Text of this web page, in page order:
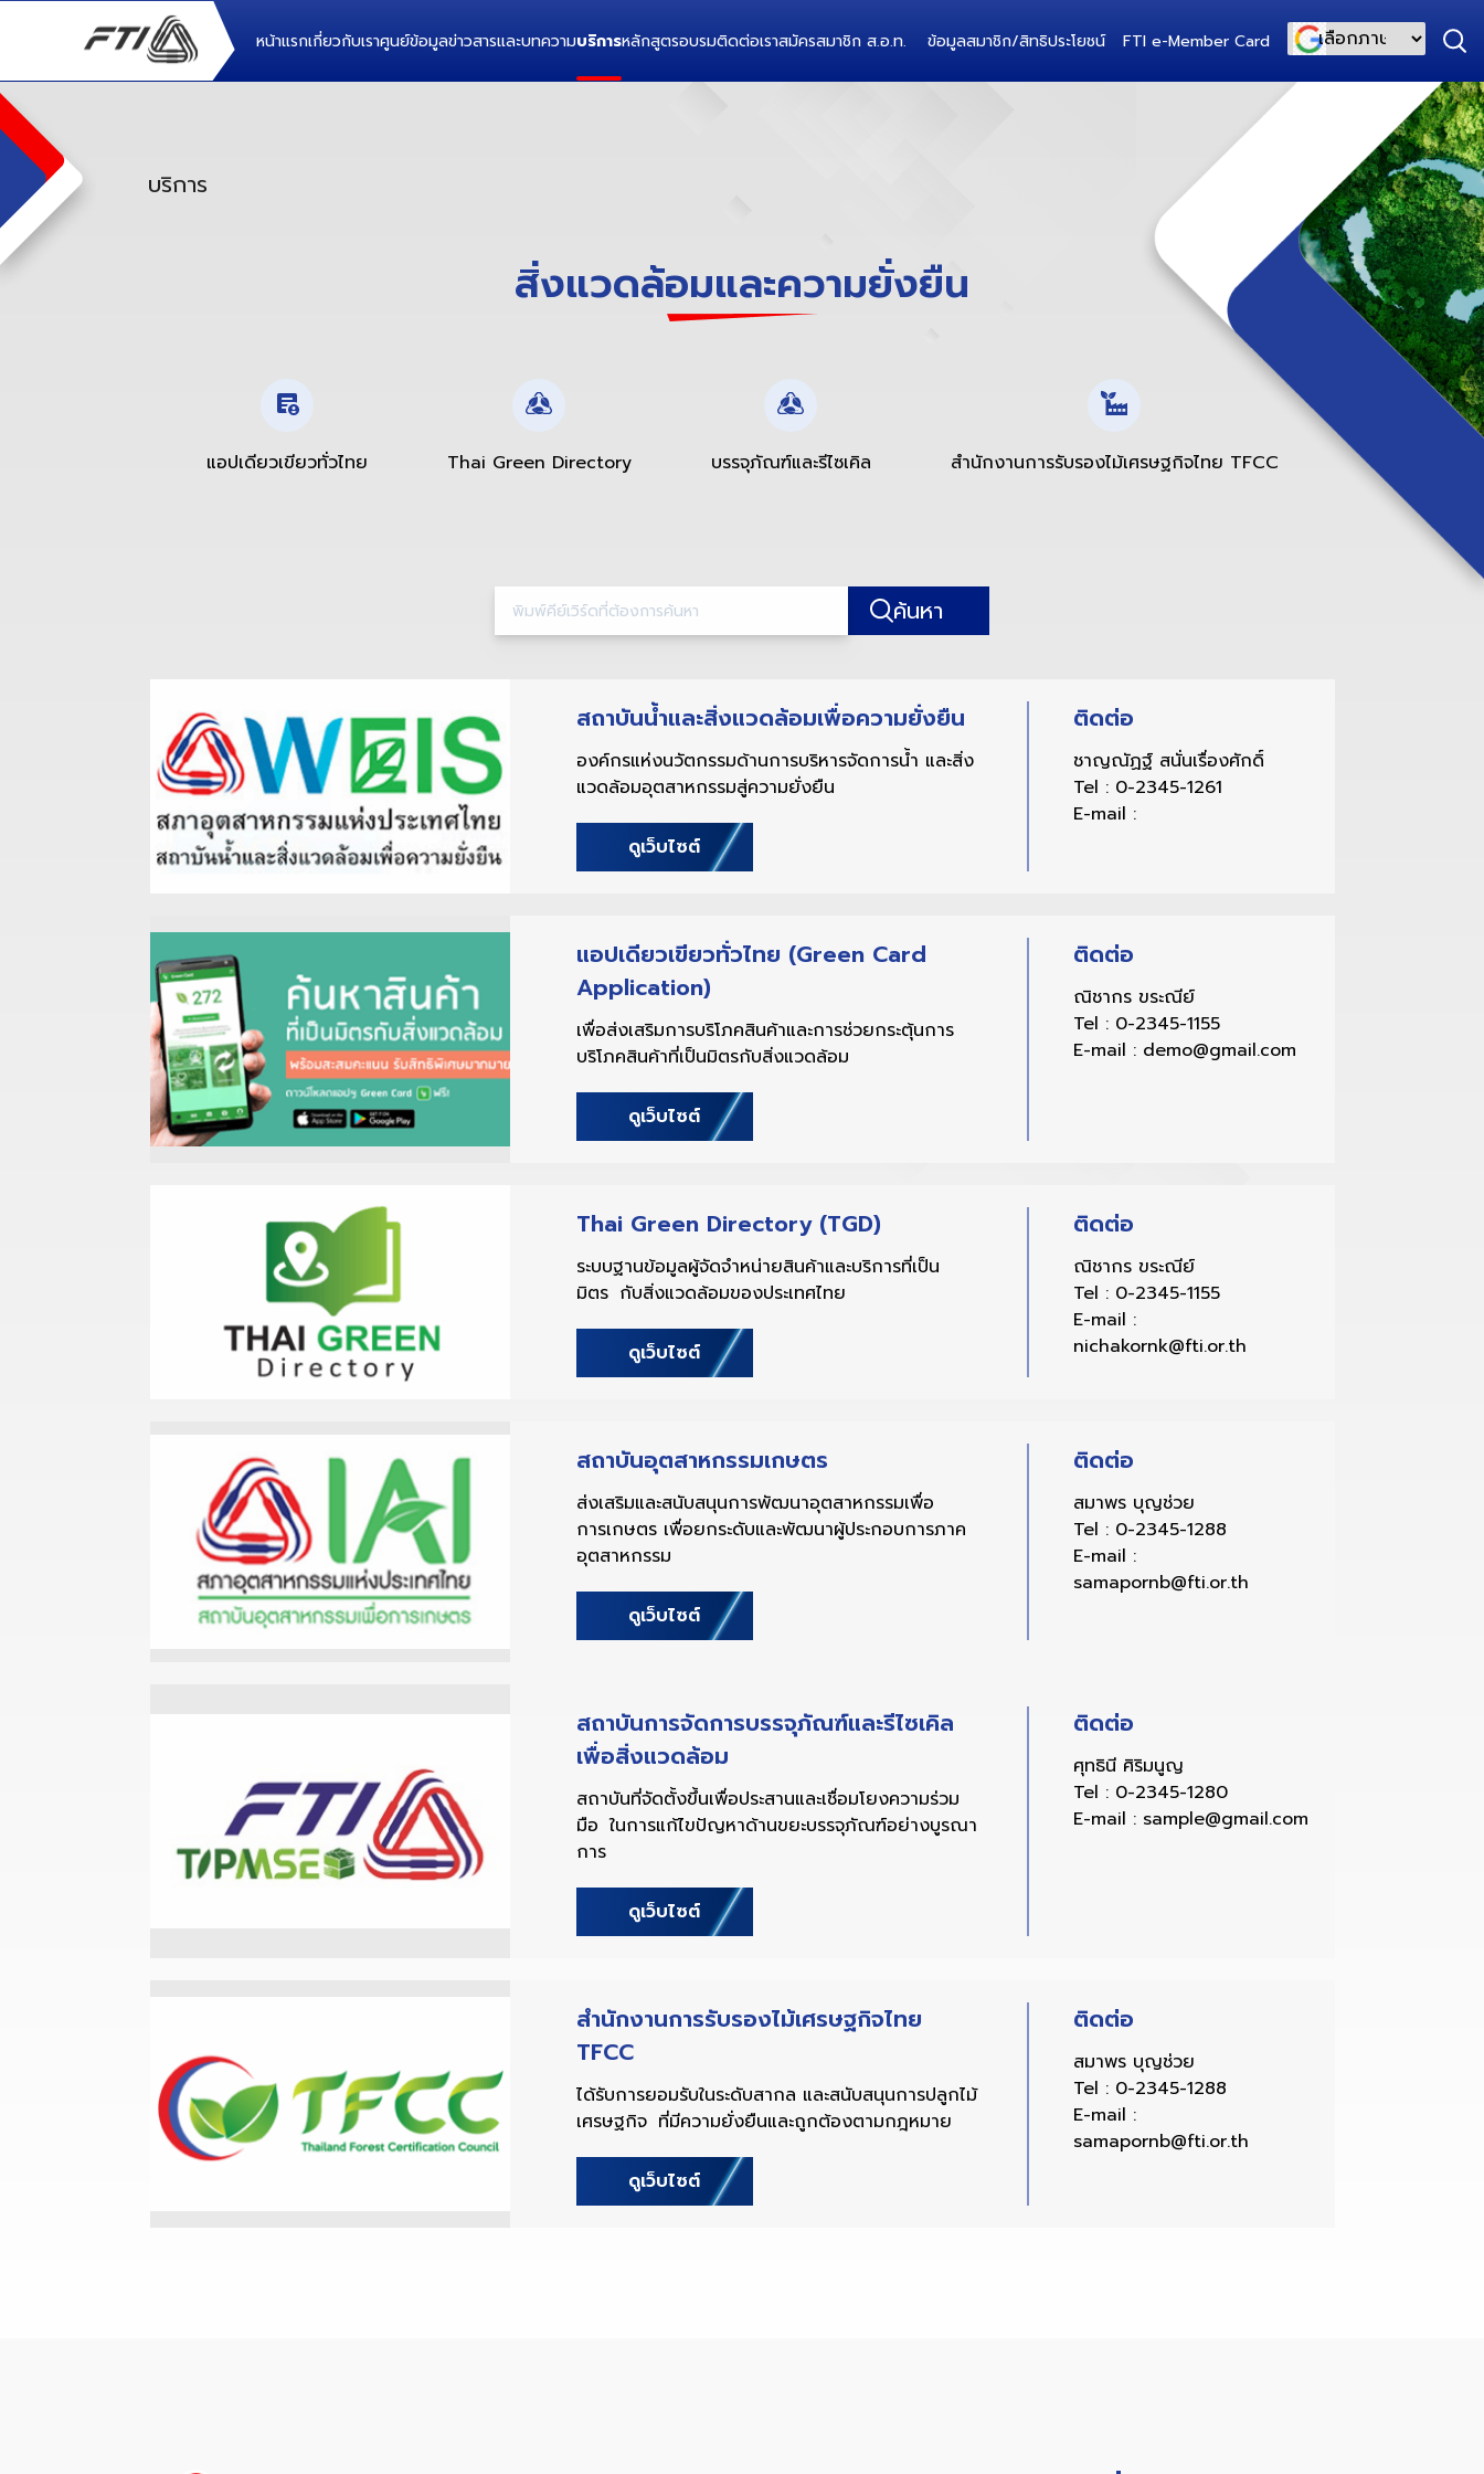
หน้าแรกเกี่ยวกับเราศูนย์ข้อมูลข่าวสารและบทความบริการหลักสูตรอบรมติดต่อเราสมัครสมาชิก ส.อ.ท. ข้อมูลสมาชิก/สิทธิประโยชน์ FTI e-Member Card
บริการ
สิ่งแวดล้อมและความยั่งยืน
แอปเดียวเขียวทั่วไทย Thai Green Directory บรรจุภัณฑ์และรีไซเคิล สำนักงานการรับรองไม้เศรษฐกิจไทย TFCC
ค้นหา
สถาบันน้ำและสิ่งแวดล้อมเพื่อความยั่งยืน
องค์กรแห่งนวัตกรรมด้านการบริหารจัดการน้ำ และสิ่ง
แวดล้อมอุตสาหกรรมสู่ความยั่งยืน
ดูเว็บไซต์
ติดต่อ
ชาญณัฏฐ์ สนั่นเรื่องศักดิ์
Tel : 0-2345-1261
E-mail :
แอปเดียวเขียวทั่วไทย (Green Card
Application)
เพื่อส่งเสริมการบริโภคสินค้าและการช่วยกระตุ้นการ
บริโภคสินค้าที่เป็นมิตรกับสิ่งแวดล้อม
ดูเว็บไซต์
ติดต่อ
ณิชากร ขระณีย์
Tel : 0-2345-1155
E-mail : demo@gmail.com
Thai Green Directory (TGD)
ระบบฐานข้อมูลผู้จัดจำหน่ายสินค้าและบริการที่เป็น
มิตร กับสิ่งแวดล้อมของประเทศไทย
ดูเว็บไซต์
ติดต่อ
ณิชากร ขระณีย์
Tel : 0-2345-1155
E-mail :
nichakornk@fti.or.th
สถาบันอุตสาหกรรมเกษตร
ส่งเสริมและสนับสนุนการพัฒนาอุตสาหกรรมเพื่อ
การเกษตร เพื่อยกระดับและพัฒนาผู้ประกอบการภาค
อุตสาหกรรม
ดูเว็บไซต์
ติดต่อ
สมาพร บุญช่วย
Tel : 0-2345-1288
E-mail :
samapornb@fti.or.th
สถาบันการจัดการบรรจุภัณฑ์และรีไซเคิล
เพื่อสิ่งแวดล้อม
สถาบันที่จัดตั้งขึ้นเพื่อประสานและเชื่อมโยงความร่วม
มือ ในการแก้ไขปัญหาด้านขยะบรรจุภัณฑ์อย่างบูรณา
การ
ดูเว็บไซต์
ติดต่อ
ศุทธินี ศิริมนูญ
Tel : 0-2345-1280
E-mail : sample@gmail.com
สำนักงานการรับรองไม้เศรษฐกิจไทย
TFCC
ได้รับการยอมรับในระดับสากล และสนับสนุนการปลูกไม้
เศรษฐกิจ ที่มีความยั่งยืนและถูกต้องตามกฎหมาย
ดูเว็บไซต์
ติดต่อ
สมาพร บุญช่วย
Tel : 0-2345-1288
E-mail :
samapornb@fti.or.th